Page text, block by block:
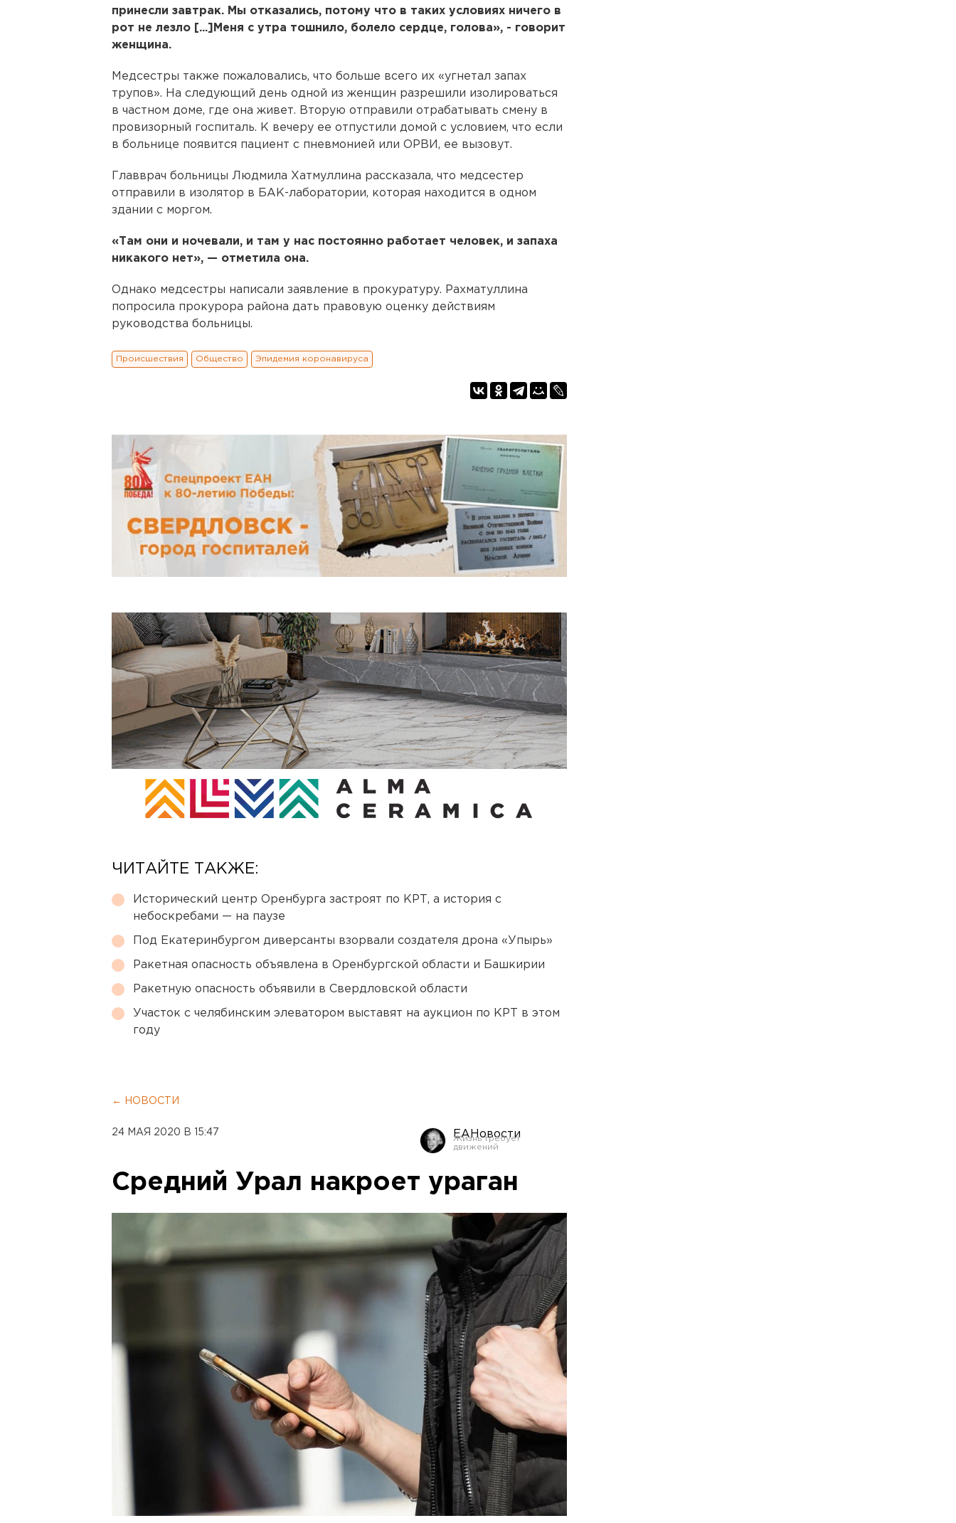
принесли завтрак. Мы отказались, потому что в таких условиях ничего в
рот не лезло [...]Меня с утра тошнило, болело сердце, голова», - говорит
женщина.
Медсестры также пожаловались, что больше всего их «угнетал запах
трупов». На следующий день одной из женщин разрешили изолироваться
в частном доме, где она живет. Вторую отправили отрабатывать смену в
провизорный госпиталь. К вечеру ее отпустили домой с условием, что если
в больнице появится пациент с пневмонией или ОРВИ, ее вызовут.
Главврач больницы Людмила Хатмуллина рассказала, что медсестер
отправили в изолятор в БАК-лаборатории, которая находится в одном
здании с моргом.
«Там они и ночевали, и там у нас постоянно работает человек, и запаха
никакого нет», — отметила она.
Однако медсестры написали заявление в прокуратуру. Рахматуллина
попросила прокурора района дать правовую оценку действиям
руководства больницы.
Происшествия Общество Эпидемия коронавируса
ЧИТАЙТЕ ТАКЖЕ:
Исторический центр Оренбурга застроят по КРТ, а история с
небоскребами — на паузе
Под Екатеринбургом диверсанты взорвали создателя дрона «Упырь»
Ракетная опасность объявлена в Оренбургской области и Башкирии
Ракетную опасность объявили в Свердловской области
Участок с челябинским элеватором выставят на аукцион по КРТ в этом
году
← НОВОСТИ
24 МАЯ 2020 В 15:47 ЕАНовости
Средний Урал накроет ураган